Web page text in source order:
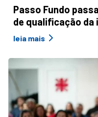
Passo Fundo
de qualificação
leia mais